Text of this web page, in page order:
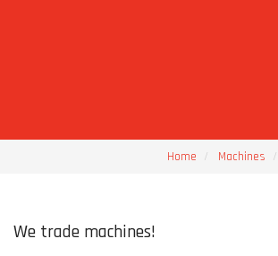
Home Machines
We trade machines!